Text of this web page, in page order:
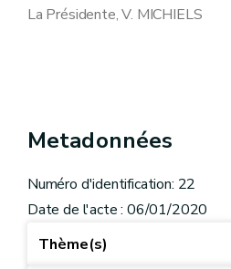
La Présidente, V. MICHIELS
Metadonnées
Numéro d'identification: 22
Date de l'acte : 06/01/2020
Thème(s)